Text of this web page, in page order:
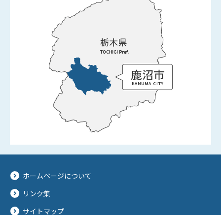
ホームページについて
リンク集
サイトマップ